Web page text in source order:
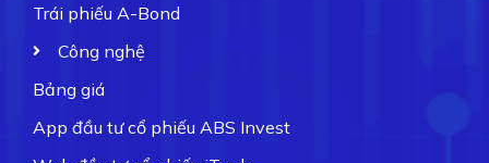
Trái phiếu A-Bond
Công nghệ
Bảng giá
App đầu tư cổ phiếu ABS Invest